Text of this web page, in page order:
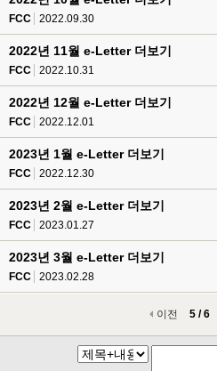
FCC 2022.09.30
2022년 11월 e-Letter 더보기
FCC 2022.10.31
2022년 12월 e-Letter 더보기
FCC 2022.12.01
2023년 1월 e-Letter 더보기
FCC 2022.12.30
2023년 2월 e-Letter 더보기
FCC 2023.01.27
2023년 3월 e-Letter 더보기
FCC 2023.02.28
이전 5 / 6